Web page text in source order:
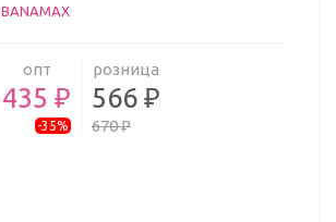
BANAMAX
опт
435 ₽
-35%
розница
566 ₽
670 ₽